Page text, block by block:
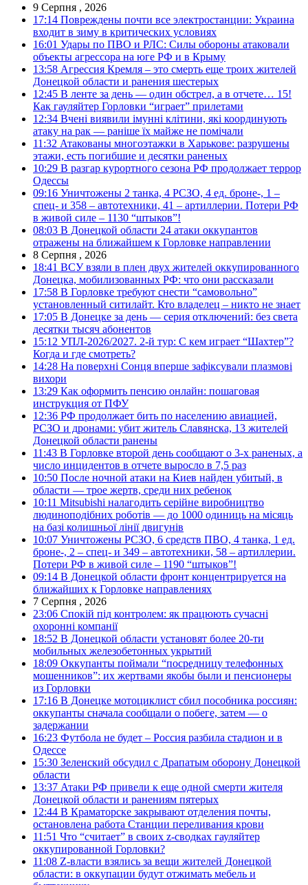
9 Серпня , 2026
17:14 Повреждены почти все электростанции: Украина
входит в зиму в критических условиях
16:01 Удары по ПВО и РЛС: Силы обороны атаковали
объекты агрессора на юге РФ и в Крыму
13:58 Агрессия Кремля – это смерть еще троих жителей
Донецкой области и ранения шестерых
12:45 В ленте за день — один обстрел, а в отчете… 15!
Как гауляйтер Горловки “играет” прилетами
12:34 Вчені виявили імунні клітини, які координують
атаку на рак — раніше їх майже не помічали
11:32 Атакованы многоэтажки в Харькове: разрушены
этажи, есть погибшие и десятки раненых
10:29 В разгар курортного сезона РФ продолжает террор
Одессы
09:16 Уничтожены 2 танка, 4 РСЗО, 4 ед. броне-, 1 –
спец- и 358 – автотехники, 41 – артиллерии. Потери РФ
в живой силе – 1130 “штыков”!
08:03 В Донецкой области 24 атаки оккупантов
отражены на ближайшем к Горловке направлении
8 Серпня , 2026
18:41 ВСУ взяли в плен двух жителей оккупированного
Донецка, мобилизованных РФ: что они рассказали
17:58 В Горловке требуют снести “самовольно”
установленный ситилайт. Кто владелец – никто не знает
17:05 В Донецке за день — серия отключений: без света
десятки тысяч абонентов
15:12 УПЛ-2026/2027. 2-й тур: С кем играет “Шахтер”?
Когда и где смотреть?
14:28 На поверхні Сонця вперше зафіксували плазмові
вихори
13:29 Как оформить пенсию онлайн: пошаговая
инструкция от ПФУ
12:36 РФ продолжает бить по населению авиацией,
РСЗО и дронами: убит житель Славянска, 13 жителей
Донецкой области ранены
11:43 В Горловке второй день сообщают о 3-х раненых, а
число инцидентов в отчете выросло в 7,5 раз
10:50 После ночной атаки на Киев найден убитый, в
области — трое жертв, среди них ребенок
10:11 Mitsubishi налагодить серійне виробництво
людиноподібних роботів — до 1000 одиниць на місяць
на базі колишньої лінії двигунів
10:07 Уничтожены РСЗО, 6 средств ПВО, 4 танка, 1 ед.
броне-, 2 – спец- и 349 – автотехники, 58 – артиллерии.
Потери РФ в живой силе – 1190 “штыков”!
09:14 В Донецкой области фронт концентрируется на
ближайших к Горловке направлениях
7 Серпня , 2026
23:06 Спокій під контролем: як працюють сучасні
охоронні компанії
18:52 В Донецкой области установят более 20-ти
мобильных железобетонных укрытий
18:09 Оккупанты поймали “посредницу телефонных
мошенников”: их жертвами якобы были и пенсионеры
из Горловки
17:16 В Донецке мотоциклист сбил пособника россиян:
оккупанты сначала сообщали о побеге, затем — о
задержании
16:23 Футбола не будет – Россия разбила стадион и в
Одессе
15:30 Зеленский обсудил с Драпатым оборону Донецкой
области
13:37 Атаки РФ привели к еще одной смерти жителя
Донецкой области и ранениям пятерых
12:44 В Краматорске закрывают отделения почты,
остановлена работа Станции переливания крови
11:51 Что “считает” в своих z-сводках гауляйтер
оккупированной Горловки?
11:08 Z-власти взялись за вещи жителей Донецкой
области: в оккупации будут отжимать мебель и